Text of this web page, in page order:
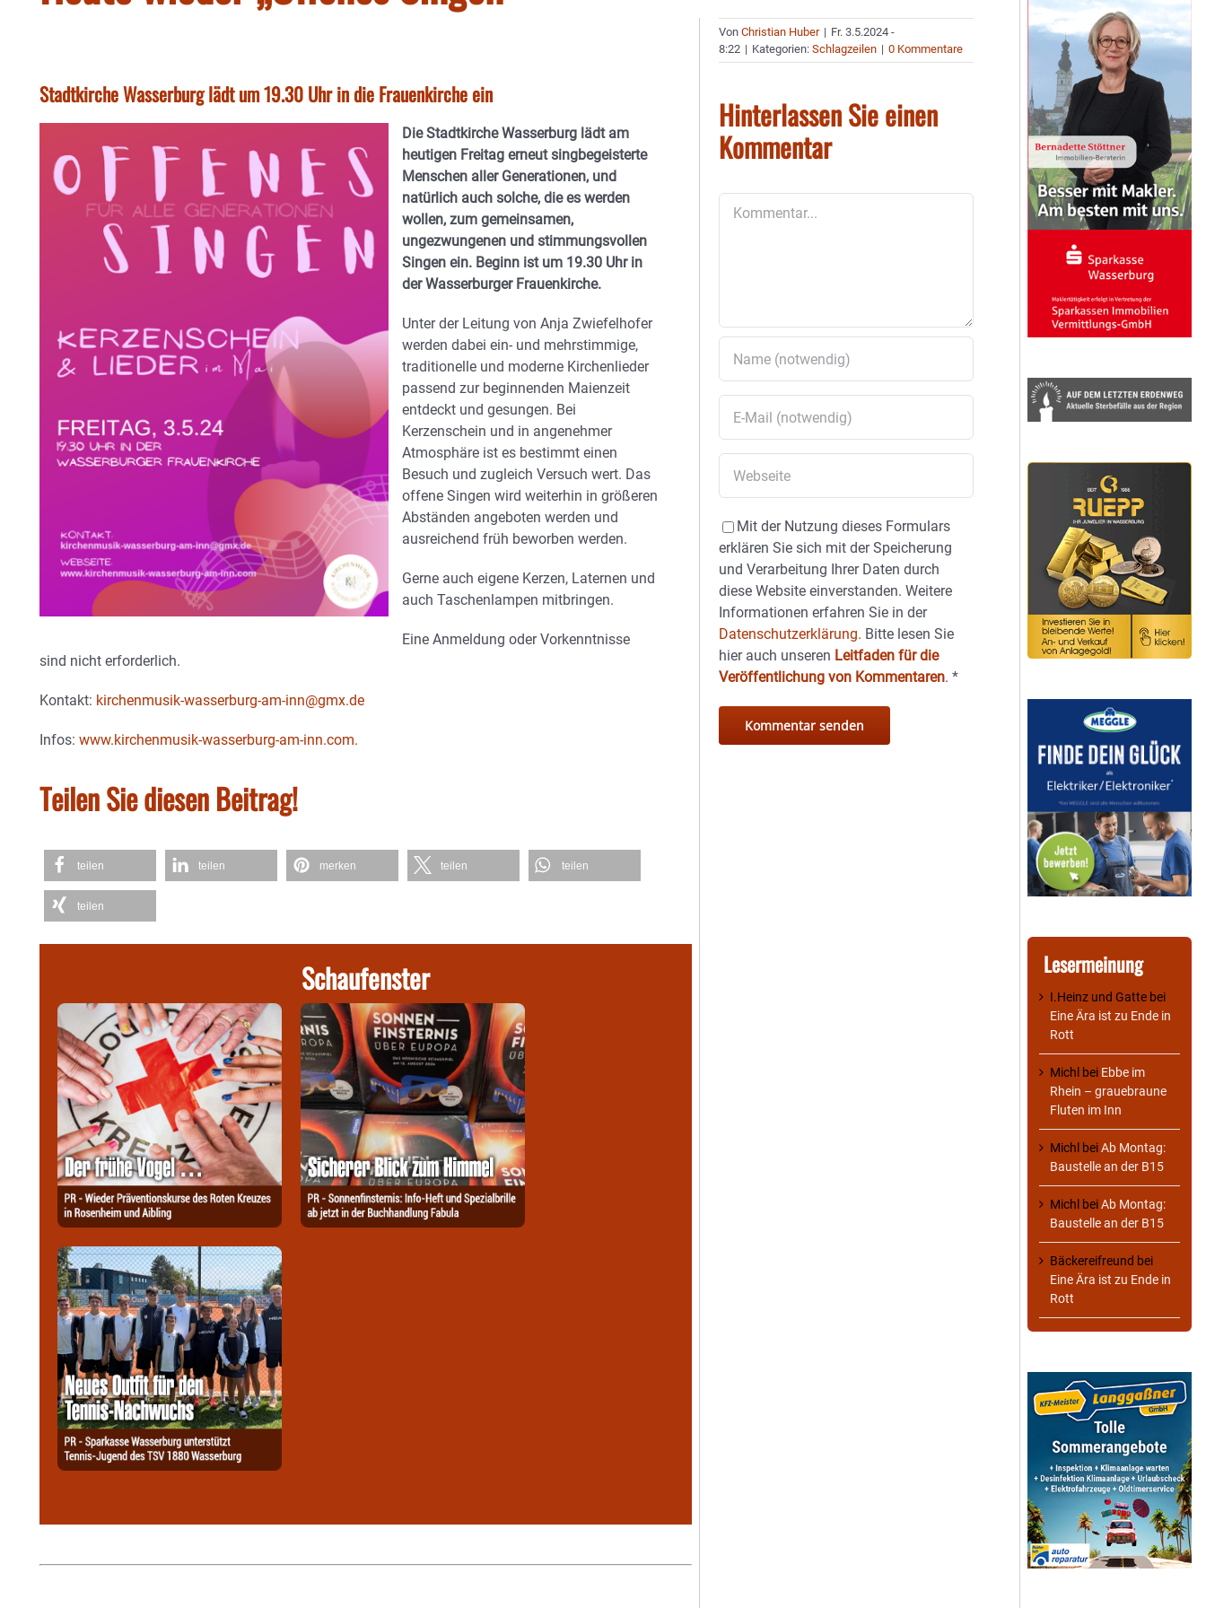
Stadtkirche Wasserburg lädt um 19.30 Uhr in die Frauenkirche ein
Die Stadtkirche Wasserburg lädt am
heutigen Freitag erneut singbegeisterte
Menschen aller Generationen, und
natürlich auch solche, die es werden
wollen, zum gemeinsamen,
ungezwungenen und stimmungsvollen
Singen ein. Beginn ist um 19.30 Uhr in
der Wasserburger Frauenkirche.
Unter der Leitung von Anja Zwiefelhofer
werden dabei ein- und mehrstimmige,
traditionelle und moderne Kirchenlieder
passend zur beginnenden Maienzeit
entdeckt und gesungen. Bei
Kerzenschein und in angenehmer
Atmosphäre ist es bestimmt einen
Besuch und zugleich Versuch wert. Das
offene Singen wird weiterhin in größeren
Abständen angeboten werden und
ausreichend früh beworben werden.
Gerne auch eigene Kerzen, Laternen und
auch Taschenlampen mitbringen.
Eine Anmeldung oder Vorkenntnisse
sind nicht erforderlich.
Kontakt: kirchenmusik-wasserburg-am-inn@gmx.de
Infos: www.kirchenmusik-wasserburg-am-inn.com.
Teilen Sie diesen Beitrag!
teilen teilen merken teilen teilen
teilen
Schaufenster
VonChristian Huber | Fr. 3.5.2024 -
8:22 | Kategorien:Schlagzeilen | 0 Kommentare
Hinterlassen Sie einen
Kommentar
Mit der Nutzung dieses Formulars
erklären Sie sich mit der Speicherung
und Verarbeitung Ihrer Daten durch
diese Website einverstanden. Weitere
Informationen erfahren Sie in der
Datenschutzerklärung. Bitte lesen Sie
hier auch unseren Leitfaden für die
Veröffentlichung von Kommentaren.*
Lesermeinung
I.Heinz und Gatte bei
Eine Ära ist zu Ende in
Rott
Michl bei Ebbe im
Rhein – grauebraune
Fluten im Inn
Michl beiAb Montag:
Baustelle an der B15
Michl beiAb Montag:
Baustelle an der B15
Bäckereifreund bei
Eine Ära ist zu Ende in
Rott